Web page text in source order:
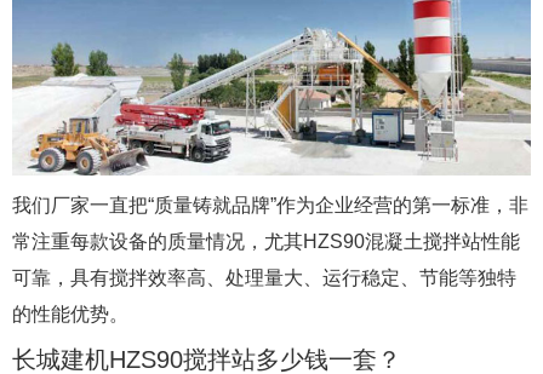
我们厂家一直把“质量铸就品牌”作为企业经营的第一标准，非
常注重每款设备的质量情况，尤其HZS90混凝土搅拌站性能
可靠，具有搅拌效率高、处理量大、运行稳定、节能等独特
的性能优势。
长城建机HZS90搅拌站多少钱一套？